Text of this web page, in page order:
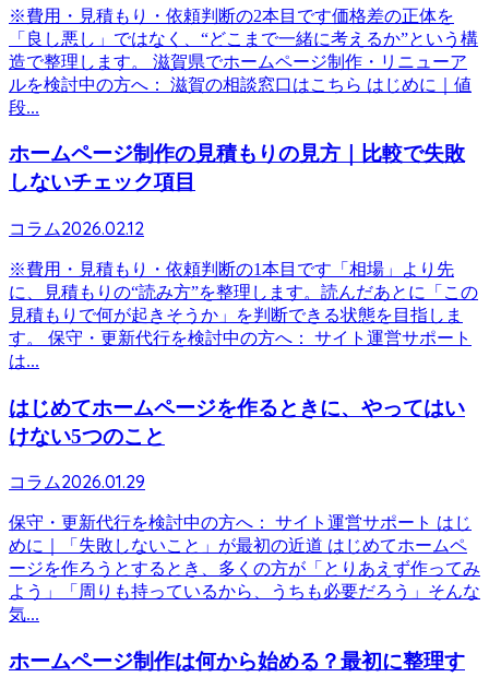
※費用・見積もり・依頼判断の2本目です価格差の正体を
「良し悪し」ではなく、“どこまで一緒に考えるか”という構
造で整理します。 滋賀県でホームページ制作・リニューア
ルを検討中の方へ： 滋賀の相談窓口はこちら はじめに｜値
段...
ホームページ制作の見積もりの見方｜比較で失敗
しないチェック項目
コラム2026.02.12
※費用・見積もり・依頼判断の1本目です「相場」より先
に、見積もりの“読み方”を整理します。読んだあとに「この
見積もりで何が起きそうか」を判断できる状態を目指しま
す。 保守・更新代行を検討中の方へ： サイト運営サポート
は...
はじめてホームページを作るときに、やってはい
けない5つのこと
コラム2026.01.29
保守・更新代行を検討中の方へ： サイト運営サポート はじ
めに｜「失敗しないこと」が最初の近道 はじめてホームペ
ージを作ろうとするとき、多くの方が「とりあえず作ってみ
よう」「周りも持っているから、うちも必要だろう」そんな
気...
ホームページ制作は何から始める？最初に整理す